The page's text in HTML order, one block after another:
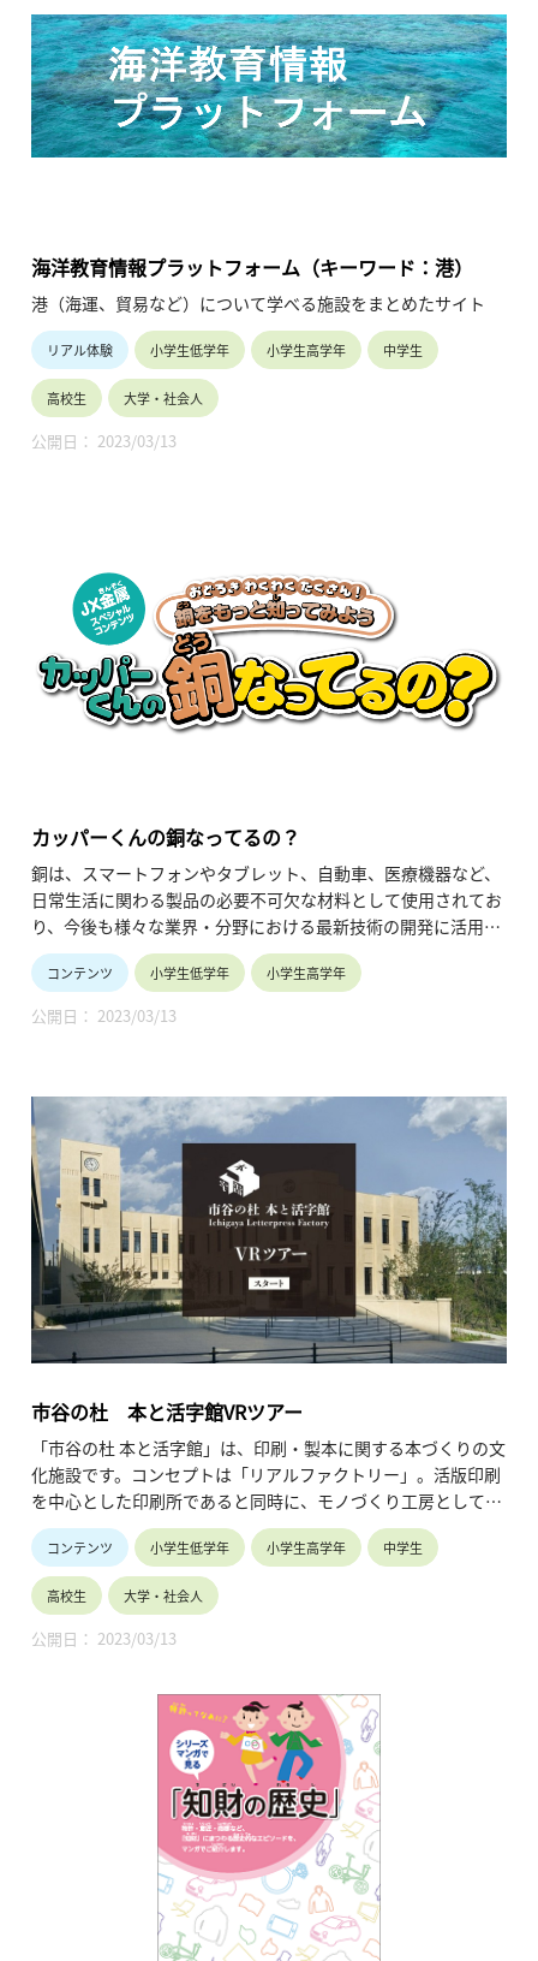
海洋教育情報プラットフォーム（キーワード：港）
港（海運、貿易など）について学べる施設をまとめたサイト
リアル体験 小学生低学年 小学生高学年 中学生
高校生 大学・社会人
公開日： 2023/03/13
カッパーくんの銅なってるの？
銅は、スマートフォンやタブレット、自動車、医療機器など、
日常生活に関わる製品の必要不可欠な材料として使用されてお
り、今後も様々な業界・分野における最新技術の開発に活用さ
れるであろう資源です。
本サイトは、「学ぶ」「楽しむ」「参加する」という３つのコ
ンセプトを元に、こども達が楽しみながら銅について学習でき
るクイズやゲーム形式のコンテンツで構成されており、単なる
ぜひ本サイトを授業やご家庭でご活用していただき、銅の面白
さについて語り合うきっかけとして、お役立ていただければ嬉
しく存じます。
【所要時間】30分程度
【お問い合わせ】ＪＸ金属株式会社 ＥＳＧ推進部
esg_promotion@jx-nmm.com
コンテンツ 小学生低学年 小学生高学年
公開日： 2023/03/13
市谷の杜 本と活字館VRツアー
「市谷の杜 本と活字館」は、印刷・製本に関する本づくりの文
化施設です。コンセプトは「リアルファクトリー」。活版印刷
を中心とした印刷所であると同時に、モノづくり工房として、
印刷の美しさや奥深さ、楽しさを体感できます。「市谷の杜 本
と活字館VRツアー」は、そんな館内の様子を、オンラインでお
楽しみいただくことができるバーチャルツアーです。
内容についてのお問い合わせは下記ページよりお願いいたしま
す。
コンテンツ 小学生低学年 小学生高学年 中学生
高校生 大学・社会人
公開日： 2023/03/13